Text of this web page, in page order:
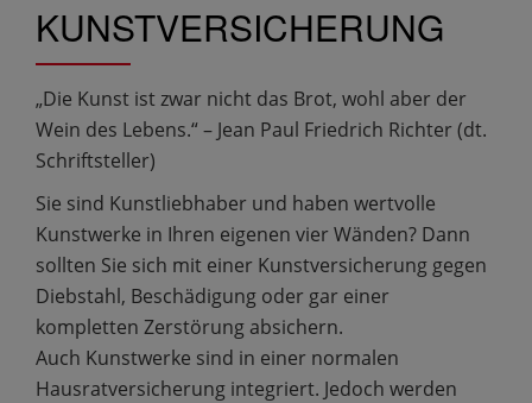
KUNSTVERSICHERUNG
„Die Kunst ist zwar nicht das Brot, wohl aber der
Wein des Lebens.“ – Jean Paul Friedrich Richter (dt.
Schriftsteller)
Sie sind Kunstliebhaber und haben wertvolle
Kunstwerke in Ihren eigenen vier Wänden? Dann
sollten Sie sich mit einer Kunstversicherung gegen
Diebstahl, Beschädigung oder gar einer
kompletten Zerstörung absichern.
Auch Kunstwerke sind in einer normalen
Hausratversicherung integriert. Jedoch werden